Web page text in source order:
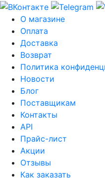
О магазине
Оплата
Доставка
Возврат
Политика
Новости
Блог
Поставщикам
Контакты
API
Прайс-лист
Акции
Отзывы
Как заказать